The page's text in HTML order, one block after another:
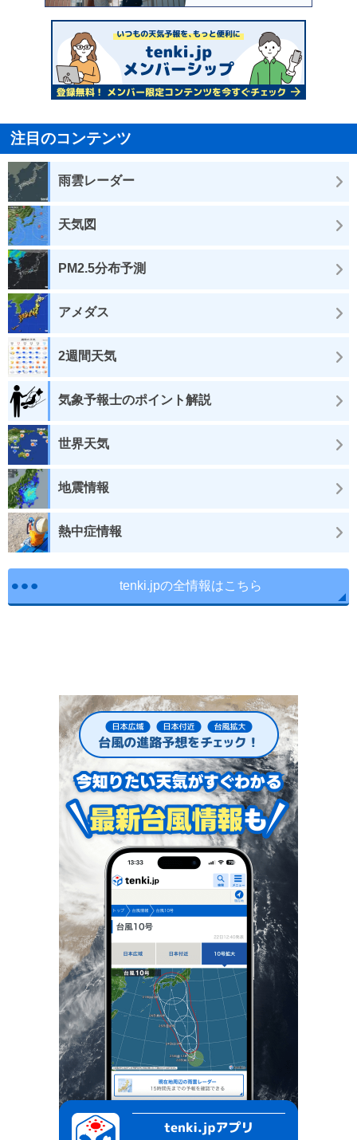
注目のコンテンツ
雨雲レーダー
天気図
PM2.5分布予測
アメダス
2週間天気
気象予報士のポイント解説
世界天気
地震情報
熱中症情報
tenki.jpの全情報はこちら